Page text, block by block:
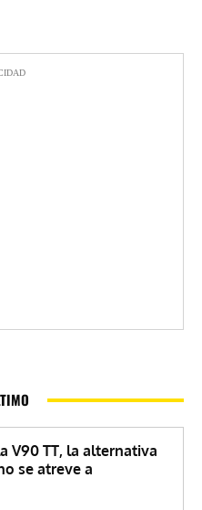
V90 TT, la alternativa
se atreve a